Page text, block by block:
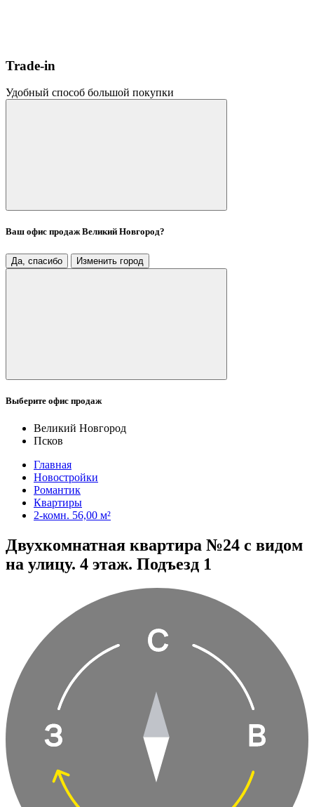
Trade-in
Удобный способ большой покупки
Ваш офис продажВеликий Новгород?
Да, спасибо Изменить город
Выберите офис продаж
Великий Новгород
Псков
Главная
Новостройки
Романтик
Квартиры
2-комн. 56,00 м²
Двухкомнатная квартира №24 с видом
на улицу. 4 этаж. Подъезд 1